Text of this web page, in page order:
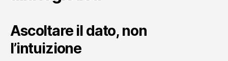
Ascoltare il dato, non
l’intuizione